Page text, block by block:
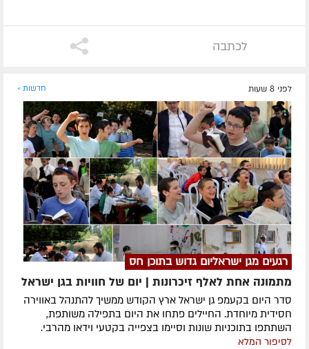
לכתבה
לפני 8 שעות חדשות »
רגעים מגן ישראליום גדוש בתוכן חס
מתמונה אחת לאלף זיכרונות | יום של חוויות בגן ישראל
סדר היום בקעמפ גן ישראל ארץ הקודש ממשיך להתנהל באווירה
חסידית מיוחדת. החיילים פתחו את היום בתפילה משותפת,
השתתפו בתוכניות שונות וסיימו בצפייה בקטעי וידאו מהרבי.
לסיפור המלא